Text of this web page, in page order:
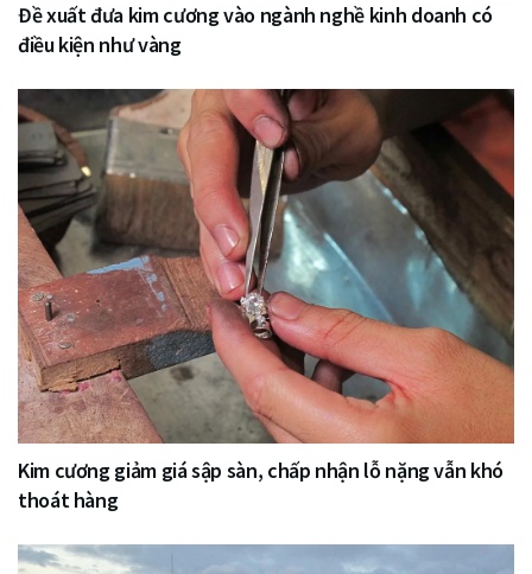
Đề xuất đưa kim cương vào ngành nghề kinh doanh có
điều kiện như vàng
Kim cương giảm giá sập sàn, chấp nhận lỗ nặng vẫn khó
thoát hàng